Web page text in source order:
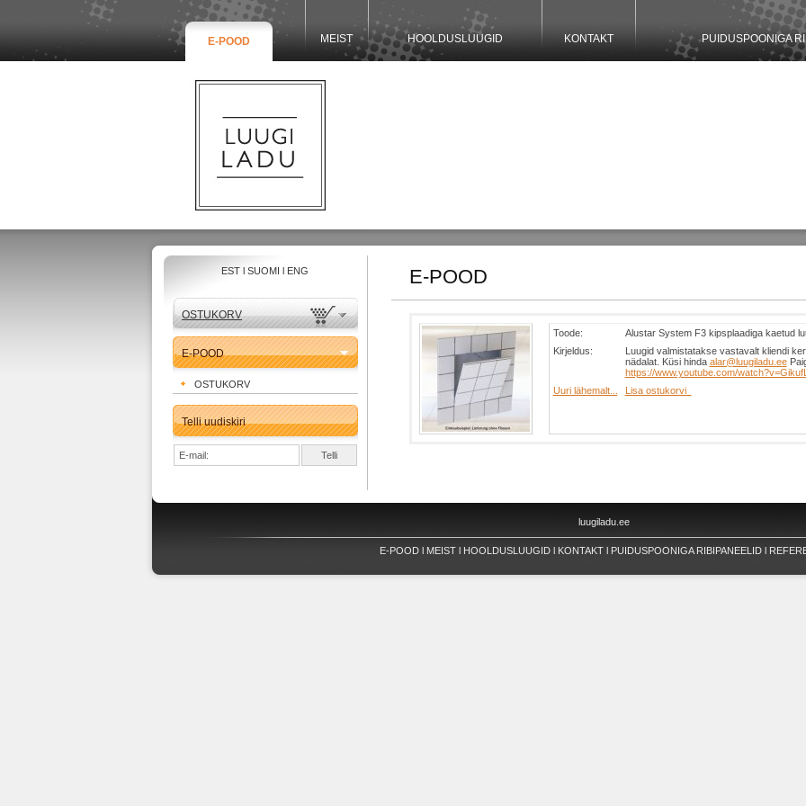
E-POOD MEIST HOOLDUSLUUGID KONTAKT PUIDUSPOONIGA
EST l SUOMI l ENG
OSTUKORV
E-POOD
OSTUKORV
Telli uudiskiri
E-POOD
Toode:
Alustar System F3 kipsplaadiga kaetud
Kirjeldus:
Luugid valmistatakse vastavalt kliendi
nädalat. Küsi hinda alar@luugiladu.ee
https://www.youtube.com/
Uuri lähemalt...
Lisa ostukorvi
luugiladu.ee
E-POOD l MEIST l HOOLDUSLUUGID l KONTAKT l PUIDUSPOONIGA RIBIPANEELID l